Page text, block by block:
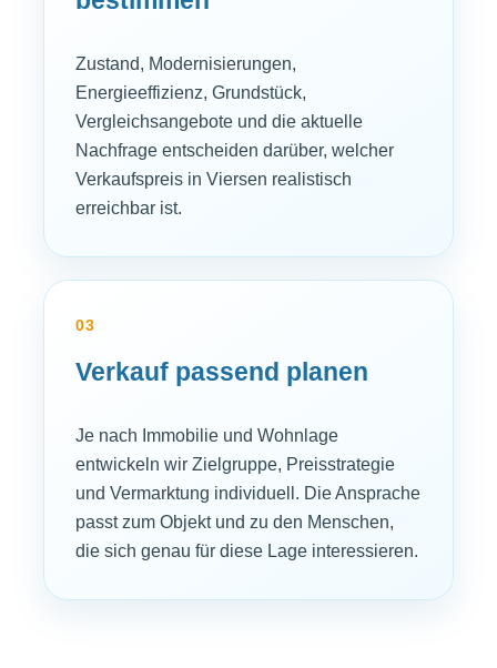
Zustand, Modernisierungen,
Energieeffizienz, Grundstück,
Vergleichsangebote und die aktuelle
Nachfrage entscheiden darüber, welcher
Verkaufspreis in Viersen realistisch
erreichbar ist.
03
Verkauf passend planen
Je nach Immobilie und Wohnlage
entwickeln wir Zielgruppe, Preisstrategie
und Vermarktung individuell. Die Ansprache
passt zum Objekt und zu den Menschen,
die sich genau für diese Lage interessieren.